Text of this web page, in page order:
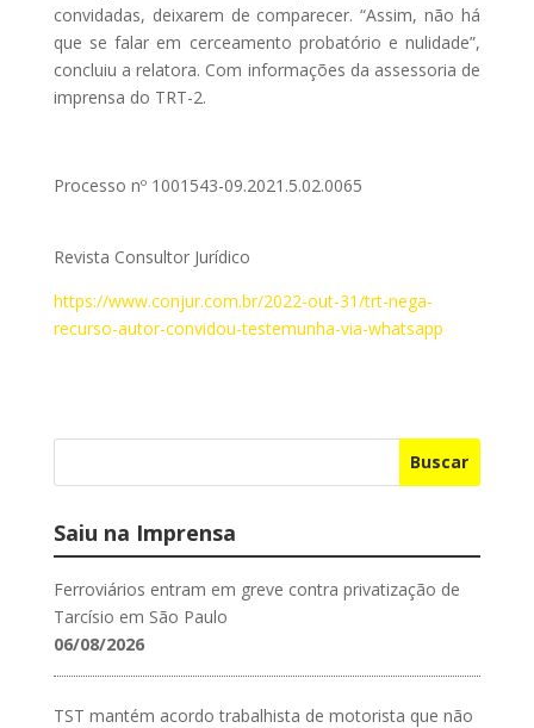
convidadas, deixarem de comparecer. “Assim, não há
que se falar em cerceamento probatório e nulidade”,
concluiu a relatora. Com informações da assessoria de
imprensa do TRT-2.
Processo nº 1001543-09.2021.5.02.0065
Revista Consultor Jurídico
https://www.conjur.com.br/2022-out-31/trt-nega-
recurso-autor-convidou-testemunha-via-whatsapp
Buscar
Saiu na Imprensa
Ferroviários entram em greve contra privatização de
Tarcísio em São Paulo
06/08/2026
TST mantém acordo trabalhista de motorista que não